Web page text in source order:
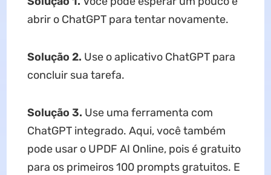
abrir o ChatGPT para tentar novamente.
Solução 2. Use o aplicativo ChatGPT para
concluir sua tarefa.
Solução 3. Use uma ferramenta com
ChatGPT integrado. Aqui, você também
pode usar o UPDF AI Online, pois é gratuito
para os primeiros 100 prompts gratuitos. E